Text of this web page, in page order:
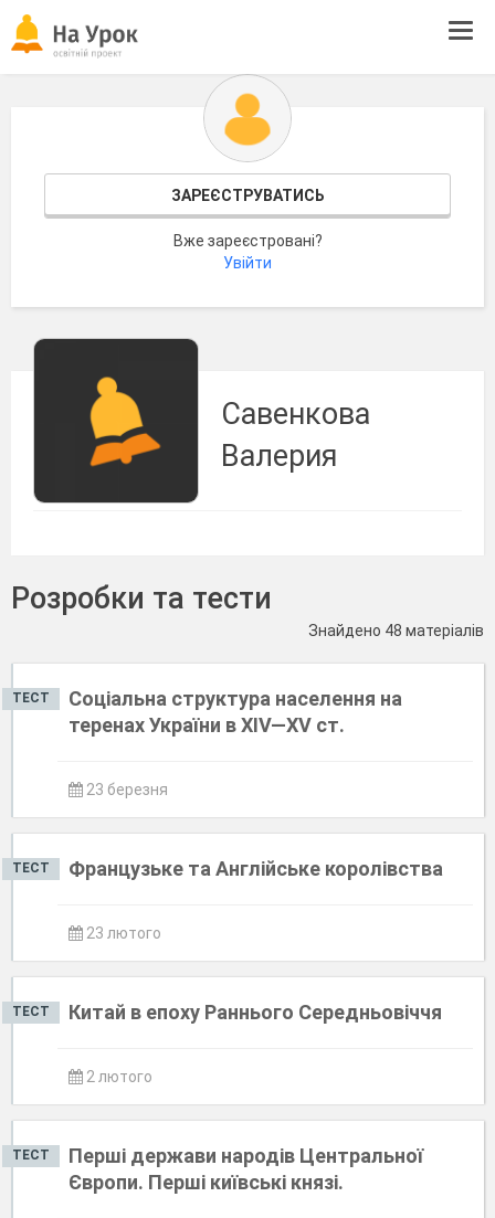
ЗАРЕЄСТРУВАТИСЬ
Вже зареєстровані?
Увійти
Савенкова
Валерия
Розробки та тести
Знайдено 48 матеріалів
ТЕСТ
Соціальна структура населення на
теренах України в XІV—XV ст.
23 березня
ТЕСТ Французьке та Англійське королівства
23 лютого
ТЕСТ Китай в епоху Раннього Середньовіччя
2 лютого
ТЕСТ
Перші держави народів Центральної
Європи. Перші київські князі.